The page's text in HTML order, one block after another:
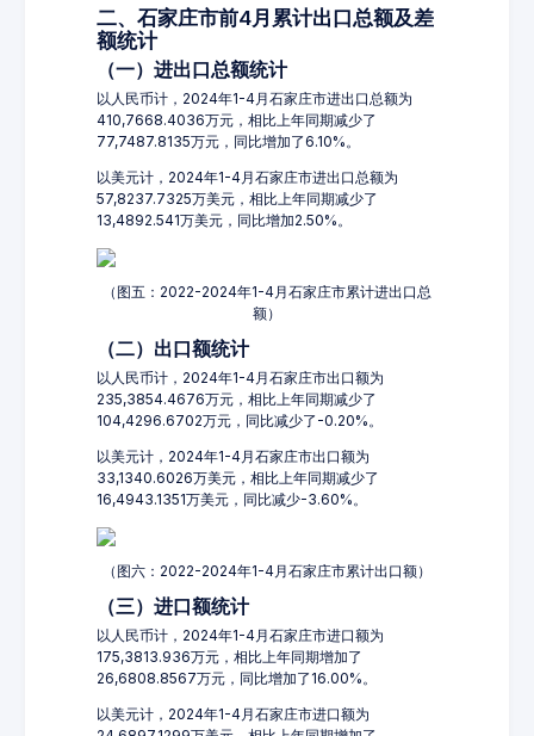
二、石家庄市前4月累计出口总额及差
额统计
（一）进出口总额统计
以人民币计，2024年1-4月石家庄市进出口总额为
410,7668.4036万元，相比上年同期减少了
77,7487.8135万元，同比增加了6.10%。
以美元计，2024年1-4月石家庄市进出口总额为
57,8237.7325万美元，相比上年同期减少了
13,4892.541万美元，同比增加2.50%。
（图五：2022-2024年1-4月石家庄市累计进出口总
额）
（二）出口额统计
以人民币计，2024年1-4月石家庄市出口额为
235,3854.4676万元，相比上年同期减少了
104,4296.6702万元，同比减少了-0.20%。
以美元计，2024年1-4月石家庄市出口额为
33,1340.6026万美元，相比上年同期减少了
16,4943.1351万美元，同比减少-3.60%。
（图六：2022-2024年1-4月石家庄市累计出口额）
（三）进口额统计
以人民币计，2024年1-4月石家庄市进口额为
175,3813.936万元，相比上年同期增加了
26,6808.8567万元，同比增加了16.00%。
以美元计，2024年1-4月石家庄市进口额为